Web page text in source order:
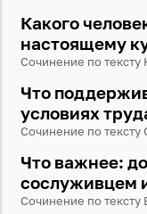
Какого
настоящему
Сочинение по тексту
Что
условиях
Сочинение по тексту
Что важнее:
сослуживцем
Сочинение по